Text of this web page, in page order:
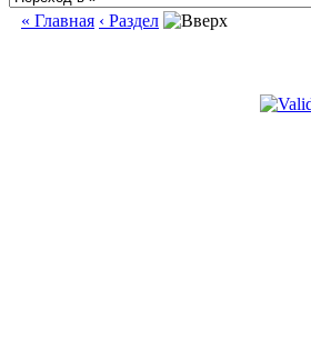
« Главная ‹ Раздел